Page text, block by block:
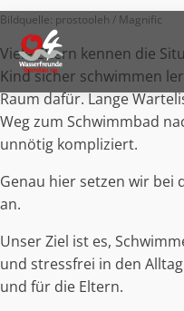
Bildquelle: prostooleh / Magnific
Viele Eltern kennen die
Kind sicher schwimmen
Raum dafür. Lange
Weg zum Schwimmbad
unnötig kompliziert.
Genau hier setzen wir bei
an.
Unser Ziel ist es,
und stressfrei in den
und für die Eltern.